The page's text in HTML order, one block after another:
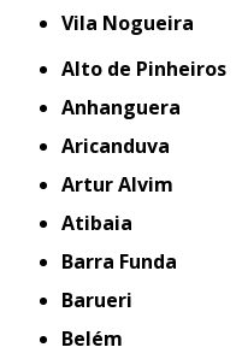
Vila Nogueira
Alto de Pinheiros
Anhanguera
Aricanduva
Artur Alvim
Atibaia
Barra Funda
Barueri
Belém